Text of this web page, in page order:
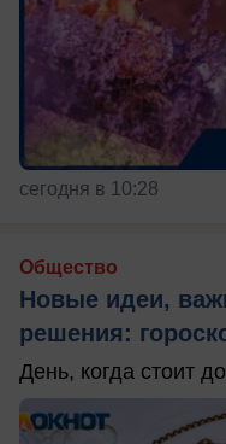
сегодня в 10:28
Общество
Новые идеи,
решения:
День, когда стоит